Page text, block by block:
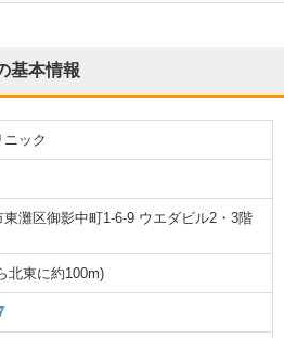
基本情報
ック
灘区御影中町1-6-9 ウエダビル2・3階
北東に約100m)